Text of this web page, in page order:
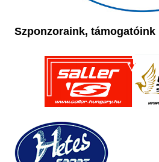
Szponzoraink, támogatóink